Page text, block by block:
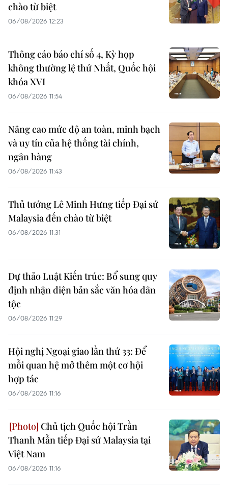
chào từ biệt
06/08/2026 12:23
Thông cáo báo chí số 4, Kỳ họp
không thường lệ thứ Nhất, Quốc hội
khóa XVI
06/08/2026 11:54
Nâng cao mức độ an toàn, minh bạch
và uy tín của hệ thống tài chính,
ngân hàng
06/08/2026 11:43
Thủ tướng Lê Minh Hưng tiếp Đại sứ
Malaysia đến chào từ biệt
06/08/2026 11:31
Dự thảo Luật Kiến trúc: Bổ sung quy
định nhận diện bản sắc văn hóa dân
tộc
06/08/2026 11:29
Hội nghị Ngoại giao lần thứ 33: Để
mỗi quan hệ mở thêm một cơ hội
hợp tác
06/08/2026 11:16
Chủ tịch Quốc hội Trần
Thanh Mẫn tiếp Đại sứ Malaysia tại
Việt Nam
06/08/2026 11:16